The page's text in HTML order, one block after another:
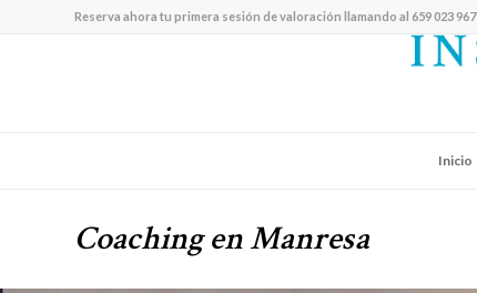
Reserva ahora tu primera sesión de valoración llamando al 659 023 967
Inicio
Coaching en Manresa